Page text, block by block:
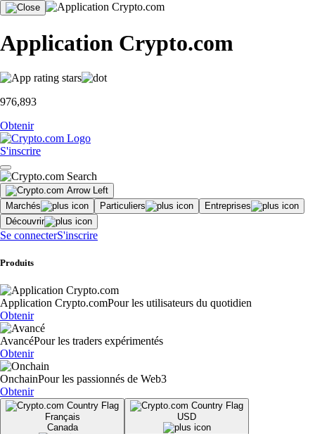
Application Crypto.com
976,893
Obtenir
S'inscrire
Marchés Particuliers
Entreprises
Découvrir
Se connecterS'inscrire
Produits
Application Crypto.comPour les utilisateurs du quotidien
Obtenir
AvancéPour les traders expérimentés
Obtenir
OnchainPour les passionnés de Web3
Obtenir
Français
Canada
USD